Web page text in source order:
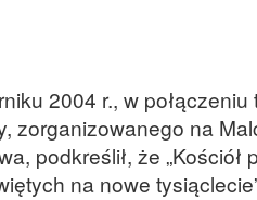
2004 r., w
zorganizowanego na
podkreślił, że
na nowe